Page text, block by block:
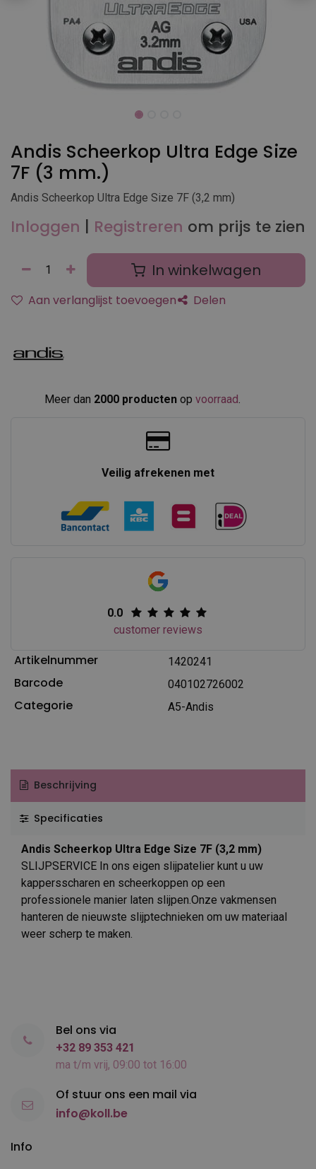
Andis Scheerkop Ultra Edge Size
7F (3 mm.)
Andis Scheerkop Ultra Edge Size 7F (3,2 mm)
Inloggen | Registreren om prijs te zien
In winkelwagen
Aan verlanglijst toevoegen Delen
Meer dan 2000 producten op voorraad
Veilig afrekenen met
0.0
customer reviews
Artikelnummer 1420241
Barcode 040102726002
Categorie A5-Andis
Beschrijving
Specificaties
Andis Scheerkop Ultra Edge Size 7F (3,2 mm)
SLIJPSERVICE In ons eigen slijpatelier kunt u uw
kappersscharen en scheerkoppen op een
professionele manier laten slijpen.Onze vakmensen
hanteren de nieuwste slijptechnieken om uw materiaal
weer scherp te maken.
Info
Bel ons via
+32 89 353 421
ma t/m vrij, 09:00 tot 16:00
Of stuur ons een mail via
info@koll.be